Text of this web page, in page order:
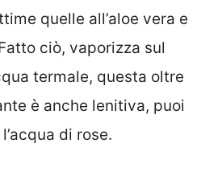
quelle all’aloe vera e
ciò, vaporizza sul
termale, questa oltre
è anche lenitiva, puoi
di rose.